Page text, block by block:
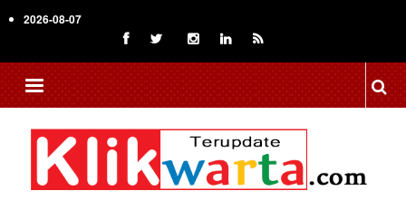
to
content
2026-08-07